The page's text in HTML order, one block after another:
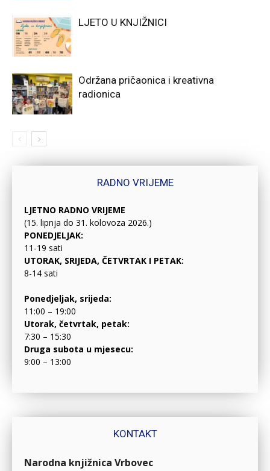
LJETO U KNJIŽNICI
Održana pričaonica i kreativna
radionica
RADNO VRIJEME
LJETNO RADNO VRIJEME
(15. lipnja do 31. kolovoza 2026.)
PONEDJELJAK:
11-19 sati
UTORAK, SRIJEDA, ČETVRTAK I PETAK:
8-14 sati
Ponedjeljak, srijeda:
11:00 – 19:00
Utorak, četvrtak, petak:
7:30 – 15:30
Druga subota u mjesecu:
9:00 – 13:00
KONTAKT
Narodna knjižnica Vrbovec